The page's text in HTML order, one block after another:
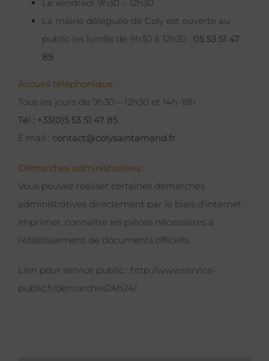
Le vendredi 9h30 – 12h30
La mairie déléguée de Coly est ouverte au
public les lundis de 9h30 à 12h30 : 05 53 51 47
89
Accueil téléphonique :
Tous les jours de 9h30 – 12h30 et 14h-18h
Tél : +33(0)5 53 51 47 85
E.mail : contact@colysaintamand.fr
Démarches administratives :
Vous pouvez réaliser certaines démarches
administratives directement par le biais d’internet :
imprimer, connaître les pièces nécessaires à
l’établissement de documents officiels.
Lien pour service public : http://www.service-
public.fr/demarches24h24/